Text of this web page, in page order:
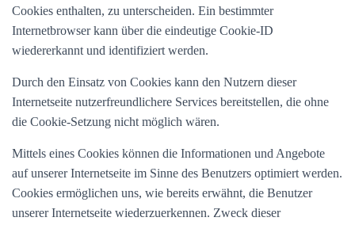
Cookies enthalten, zu unterscheiden. Ein bestimmter
Internetbrowser kann über die eindeutige Cookie-ID
wiedererkannt und identifiziert werden.
Durch den Einsatz von Cookies kann den Nutzern dieser
Internetseite nutzerfreundlichere Services bereitstellen, die ohne
die Cookie-Setzung nicht möglich wären.
Mittels eines Cookies können die Informationen und Angebote
auf unserer Internetseite im Sinne des Benutzers optimiert werden.
Cookies ermöglichen uns, wie bereits erwähnt, die Benutzer
unserer Internetseite wiederzuerkennen. Zweck dieser